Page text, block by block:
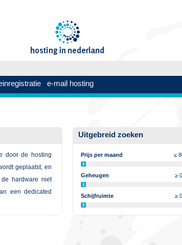
e-mail hosting
door de hosting
geplaatst, en
hardware niet
een dedicated
Uitgebreid zoeken
Prijs per maand ≤
Geheugen ≥
Schijfruimte ≥